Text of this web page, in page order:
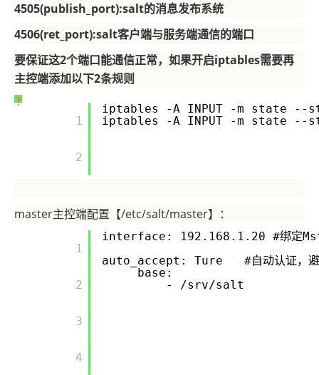
4505(publish_port):salt的消息发布系统
4506(ret_port):salt客户端与服务端通信的端口
要保证这2个端口能通信正常，如果开启iptables需要再
主控端添加以下2条规则
?
       1
       2
iptables -A INPUT -m state --
iptables -A INPUT -m state --
master主控端配置【/etc/salt/master】：
       1
       2
       3
       4
interface: 192.168.1.20 #绑定Mster
auto_accept: Ture #自动认证，
base:
- /srv/salt